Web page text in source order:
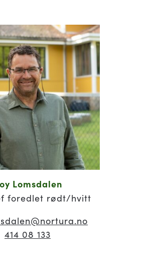
Lomsdalen
@nortura.no